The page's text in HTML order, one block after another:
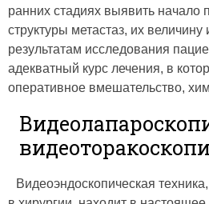
ранних стадиях выявить начало
структуры метастаз, их
результатам исследования
адекватный курс лечения, в
оперативное вмешательство,
Видеоэндоскопическая